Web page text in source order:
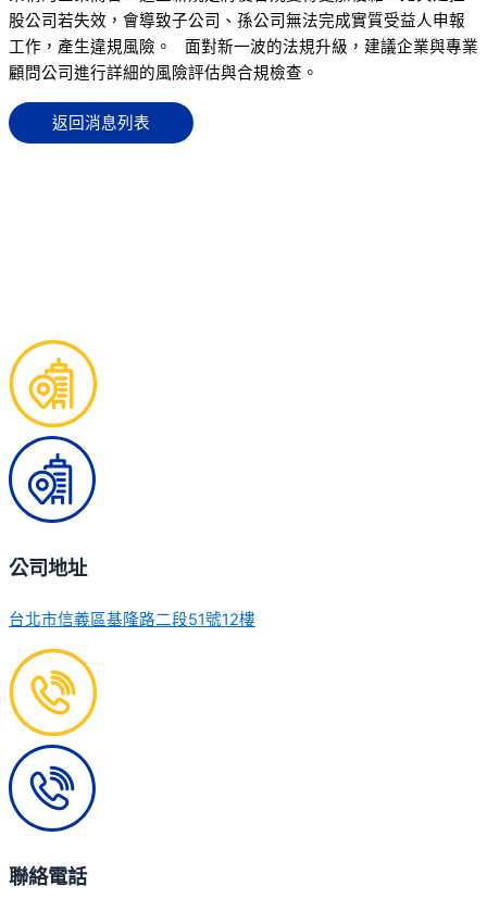
股公司若失效，會導致子公司、孫公司無法完成實質受益人申報
工作，產生違規風險。
面對新一波的法規升級，建議企業與專業
顧問公司進行詳細的風險評估與合規檢查。
返回消息列表
公司地址
台北市信義區基隆路二段51號12樓
聯絡電話